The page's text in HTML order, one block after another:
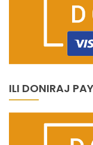
ILI DONIRAJ